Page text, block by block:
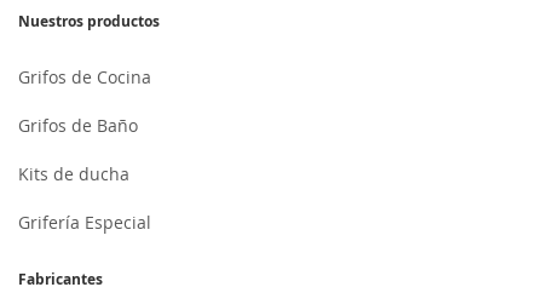
Nuestros productos
Grifos de Cocina
Grifos de Baño
Kits de ducha
Grifería Especial
Fabricantes